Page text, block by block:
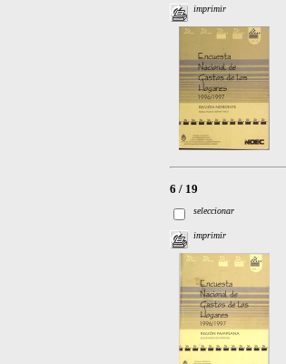
imprimir
6 / 19
seleccionar
imprimir